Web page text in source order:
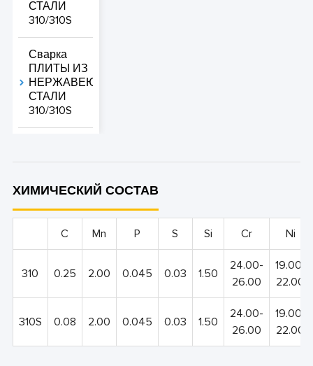
СТАЛИ
310/310S
Сварка
ПЛИТЫ ИЗ
НЕРЖАВЕЮЩЕЙ
СТАЛИ
310/310S
ХИМИЧЕСКИЙ СОСТАВ
C Mn P S Si Cr Ni
310 0.25 2.00 0.045 0.03 1.50
24.00-
26.00
19.00-
22.00
310S 0.08 2.00 0.045 0.03 1.50
24.00-
26.00
19.00-
22.00